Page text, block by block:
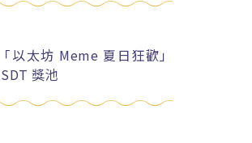
以太坊 Meme 夏日狂歡」
獎池